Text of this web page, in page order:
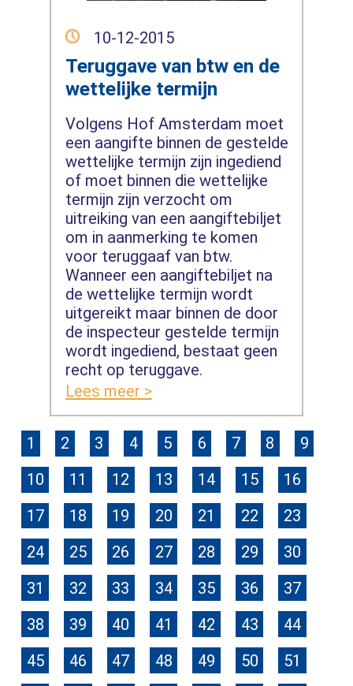
10-12-2015
Teruggave van btw en de
wettelijke termijn
Volgens Hof Amsterdam moet
een aangifte binnen de gestelde
wettelijke termijn zijn ingediend
of moet binnen die wettelijke
termijn zijn verzocht om
uitreiking van een aangiftebiljet
om in aanmerking te komen
voor teruggaaf van btw.
Wanneer een aangiftebiljet na
de wettelijke termijn wordt
uitgereikt maar binnen de door
de inspecteur gestelde termijn
wordt ingediend, bestaat geen
recht op teruggave.
Lees meer >
1 2 3 4 5 6 7 8
9
10
11 12 13 14 15
16
17
18 19 20 21 22
23
24
25 26 27 28 29
30
31
32 33 34 35 36
37
38
39 40 41 42 43
44
45
46 47 48 49 50
51